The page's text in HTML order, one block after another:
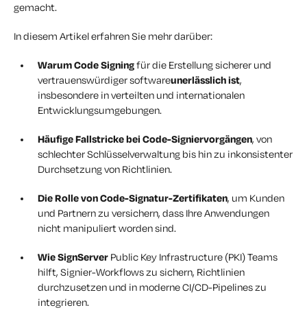
gemacht.
In diesem Artikel erfahren Sie mehr darüber:
Warum Code Signingfür die Erstellung sicherer und
vertrauenswürdiger softwareunerlässlich ist,
insbesondere in verteilten und internationalen
Entwicklungsumgebungen.
Häufige Fallstricke bei Code-Signiervorgängen, von
schlechter Schlüsselverwaltung bis hin zu inkonsistenter
Durchsetzung von Richtlinien.
Die Rolle von Code-Signatur-Zertifikaten, um Kunden
und Partnern zu versichern, dass Ihre Anwendungen
nicht manipuliert worden sind.
Wie SignServer Public Key Infrastructure (PKI) Teams
hilft, Signier-Workflows zu sichern, Richtlinien
durchzusetzen und in moderne CI/CD-Pipelines zu
integrieren.